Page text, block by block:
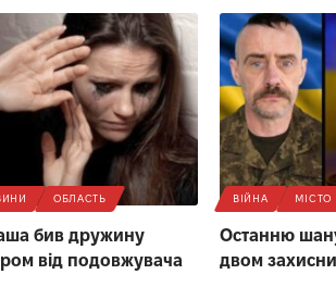
ОБЛАСТЬ
бив дружину
від подовжувача
ВІЙНА МІСТО
Останню
двом